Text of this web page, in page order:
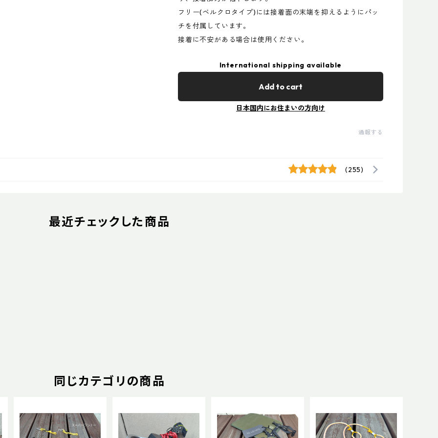
フリー(ベルクロタイプ)には接着面の末端を抑えるようにパッ
チを付属しています。
接着に不安がある場合は使用ください。
International shipping available
Add to cart
日本国内にお住まいの方向け
通報する
(255)
最近チェックした商品
同じカテゴリの商品